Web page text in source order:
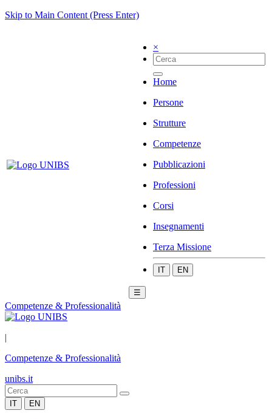
Skip to Main Content (Press Enter)
×
Home
Persone
Strutture
Competenze
Pubblicazioni
Professioni
Corsi
Insegnamenti
Terza Missione
IT EN
☰
Competenze & Professionalità
|
Competenze & Professionalità
unibs.it
IT EN